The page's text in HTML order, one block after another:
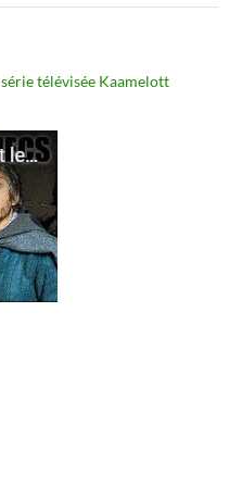
série télévisée Kaamelott